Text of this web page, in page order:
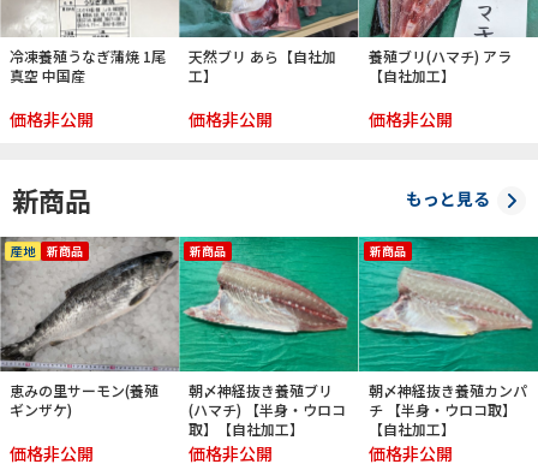
冷凍養殖うなぎ蒲焼 1尾
真空 中国産
価格非公開
天然ブリ あら【自社加
工】
価格非公開
養殖ブリ(ハマチ) アラ
【自社加工】
価格非公開
新商品 もっと見る
産地 新商品
恵みの里サーモン(養殖
ギンザケ)
価格非公開
新商品
朝〆神経抜き養殖ブリ
(ハマチ) 【半身・ウロコ
取】【自社加工】
価格非公開
新商品
朝〆神経抜き養殖カンパ
チ 【半身・ウロコ取】
【自社加工】
価格非公開